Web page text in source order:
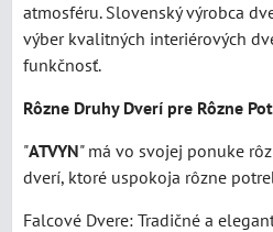
atmosféru. Slovenský výrobca
výber kvalitných interiérových
funkčnosť.
Rôzne Druhy Dverí pre Rôzne
"ATVYN" má vo svojej ponuke
dverí, ktoré uspokoja rôzne
Falcové Dvere: Tradičné a